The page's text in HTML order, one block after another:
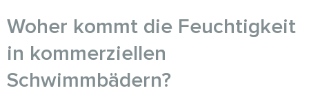
Woher kommt die Feuchtigkeit
in kommerziellen
Schwimmbädern?